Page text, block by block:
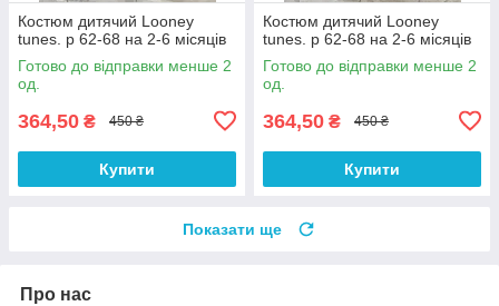
Костюм дитячий Looney
tunes. р 62-68 на 2-6 місяців
Готово до відправки менше 2
од.
364,50 ₴ 450 ₴
Купити
Костюм дитячий Looney
tunes. р 62-68 на 2-6 місяців
Готово до відправки менше 2
од.
364,50 ₴ 450 ₴
Купити
Показати ще
Про нас